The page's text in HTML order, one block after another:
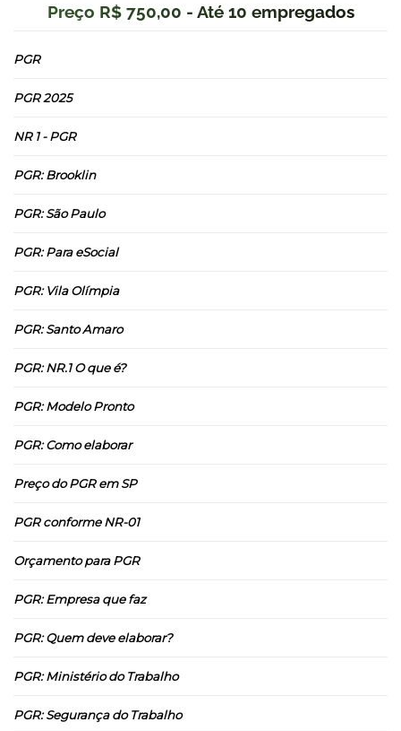
Preço R$ 750,00 - Até 10 empregados
PGR
PGR 2025
NR 1 - PGR
PGR: Brooklin
PGR: São Paulo
PGR: Para eSocial
PGR: Vila Olímpia
PGR: Santo Amaro
PGR: NR.1 O que é?
PGR: Modelo Pronto
PGR: Como elaborar
Preço do PGR em SP
PGR conforme NR-01
Orçamento para PGR
PGR: Empresa que faz
PGR: Quem deve elaborar?
PGR: Ministério do Trabalho
PGR: Segurança do Trabalho